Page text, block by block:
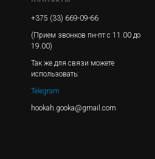
+375 (33) 669-09-66
(Прием звонков пн-пт с 11.00 до
19.00)
Так же для связи можете
использовать:
Telegram
hookah.gooka@gmail.com